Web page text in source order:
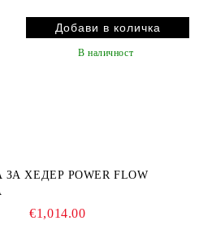
В наличност
ХЕДЕР POWER FLOW
€1,014.00